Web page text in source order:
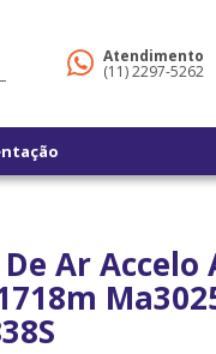
Atendimento
(11) 2297-5262
Ar Accelo